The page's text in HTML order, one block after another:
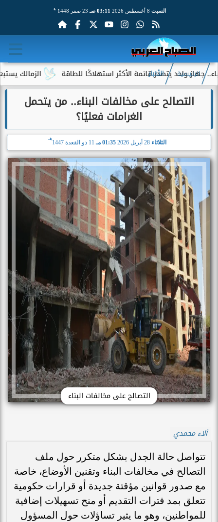
السبت 03:11 صـ 23 صفر 1448 هـ
الزمالك يستبعد 4 لاعبين شباب من حساباته في الموسم الجديد يتصدر قائمة الأكثر استهلاكًا للطاقة
الرئيسية الأخبار
التصالح على مخالفات البناء.. من يتحمل
الغرامات فعليًا؟
الثلاثاء 28 أبريل 2026 01:35 مـ 11 ذو القعدة 1447
هـ
التصالح على مخالفات البناء
آلاء محمدي
تتواصل حالة الجدل بشكل متكرر حول ملف
التصالح في مخالفات البناء وتقنين الأوضاع، خاصة
مع صدور قوانين مؤقتة جديدة أو قرارات حكومية
تتعلق بمد فترات التقديم أو منح تسهيلات إضافية
للمواطنين، وهو ما يثير تساؤلات حول المسؤول